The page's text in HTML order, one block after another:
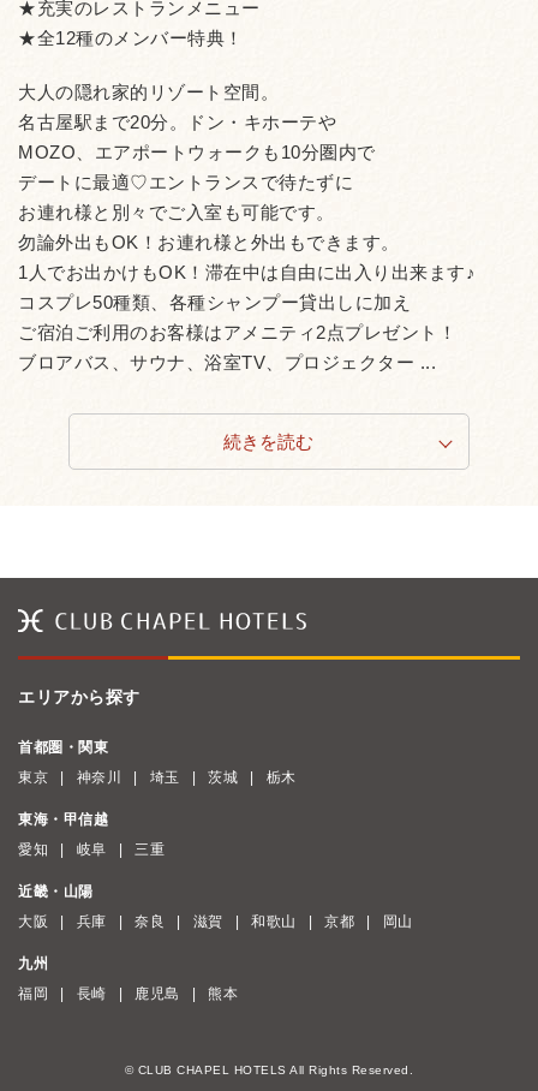
★充実のレストランメニュー
★全12種のメンバー特典！
大人の隠れ家的リゾート空間。
名古屋駅まで20分。ドン・キホーテや
MOZO、エアポートウォークも10分圏内で
デートに最適♡エントランスで待たずに
お連れ様と別々でご入室も可能です。
勿論外出もOK！お連れ様と外出もできます。
1人でお出かけもOK！滞在中は自由に出入り出来ます♪
コスプレ50種類、各種シャンプー貸出しに加え
ご宿泊ご利用のお客様はアメニティ2点プレゼント！
ブロアバス、サウナ、浴室TV、プロジェクター ...
続きを読む
エリアから探す
首都圏・関東
東京
神奈川 埼玉 茨城 栃木
東海・甲信越
愛知
岐阜 三重
近畿・山陽
大阪
兵庫 奈良 滋賀 和歌山 京都 岡山
九州
福岡
長崎 鹿児島 熊本
© CLUB CHAPEL HOTELS All Rights Reserved.